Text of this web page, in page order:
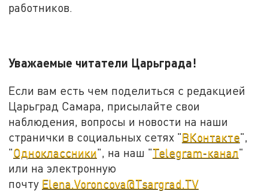
работников.
Уважаемые читатели Царьграда!
Если вам есть чем поделиться с редакцией
Царьград Самара, присылайте свои
наблюдения, вопросы и новости на наши
странички в социальных сетях "ВКонтакте",
"Одноклассники", на наш "Telegram-канал"
или на электронную
почту Elena.Voroncova@Tsargrad.TV